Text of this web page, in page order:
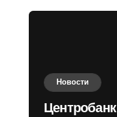
Новости
Центробанк